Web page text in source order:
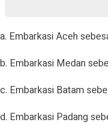
a. Embarkasi Aceh
b. Embarkasi Medan
c. Embarkasi Batam
d. Embarkasi Padang